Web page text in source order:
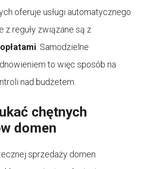
oferuje usługi automatycznego
z reguły związane są z
opłatami . Samodzielne
to więc sposób na
nad budżetem.
chętnych
domen
sprzedaży domen